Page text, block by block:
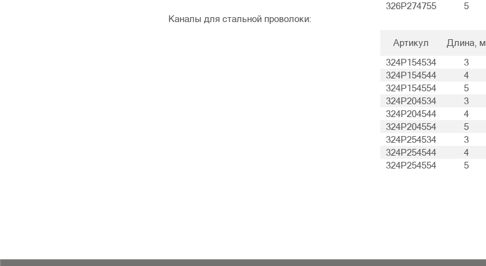
326P274755
5
Каналы для стальной проволоки:
Артикул Длина, м
324P154534
3
324P154544
4
324P154554
5
324P204534
3
324P204544
4
324P204554
5
324P254534
3
324P254544
4
324P254554
5